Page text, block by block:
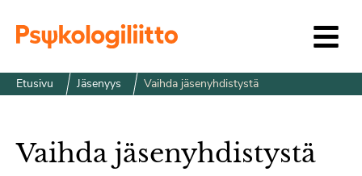
Etusivu Jäsenyys Vaihda jäsenyhdistystä
Vaihda jäsenyhdistystä